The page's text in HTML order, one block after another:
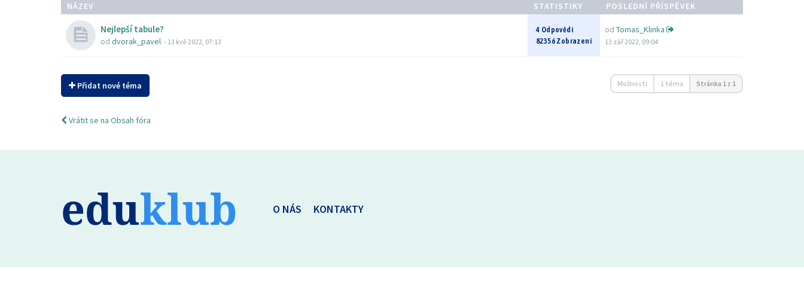
NÁZEV
STATISTIKY POSLEDNÍ PŘÍSPĚVEK
Nejlepší tabule?
od dvorak_pavel - 11 kvě 2022, 07:13
4 Odpovědi
82356 Zobrazení
od Tomas_Klinka
13 zář 2022, 09:04
Přidat nové téma Možnosti 1 téma Stránka 1 z 1
Vrátit se na Obsah fóra
eduklub O NÁS KONTAKTY